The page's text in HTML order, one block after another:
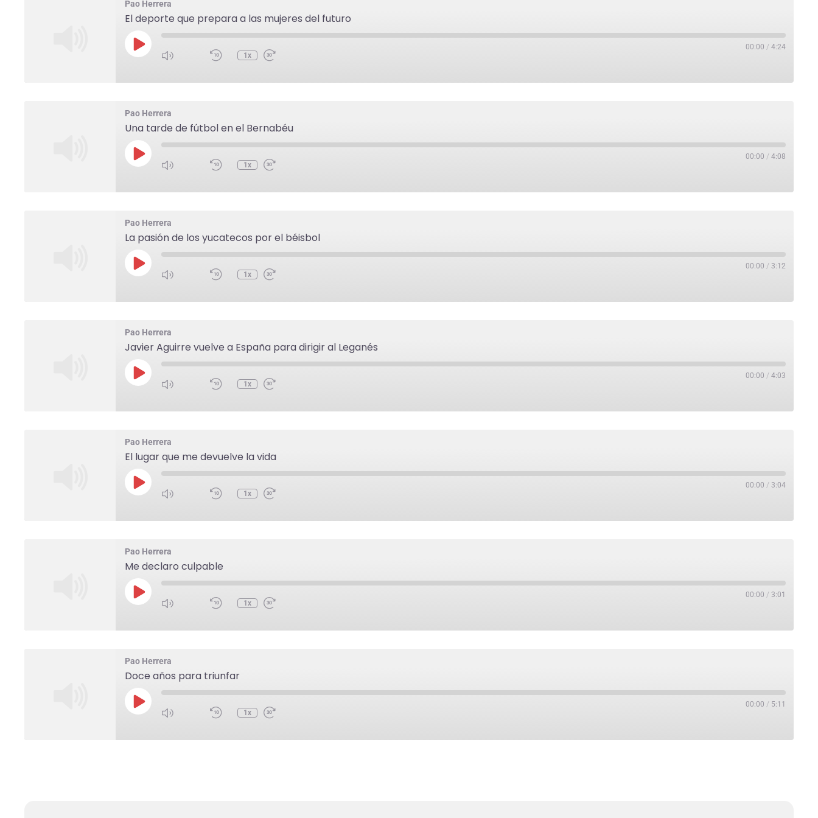
Pao Herrera
El deporte que prepara a las mujeres del futuro
1x
00:00 / 4:24
Pao Herrera
Una tarde de fútbol en el Bernabéu
1x
00:00 / 4:08
Pao Herrera
La pasión de los yucatecos por el béisbol
1x
00:00 / 3:12
Pao Herrera
Javier Aguirre vuelve a España para dirigir al Leganés
1x
00:00 / 4:03
Pao Herrera
El lugar que me devuelve la vida
1x
00:00 / 3:04
Pao Herrera
Me declaro culpable
1x
00:00 / 3:01
Pao Herrera
Doce años para triunfar
1x
00:00 / 5:11